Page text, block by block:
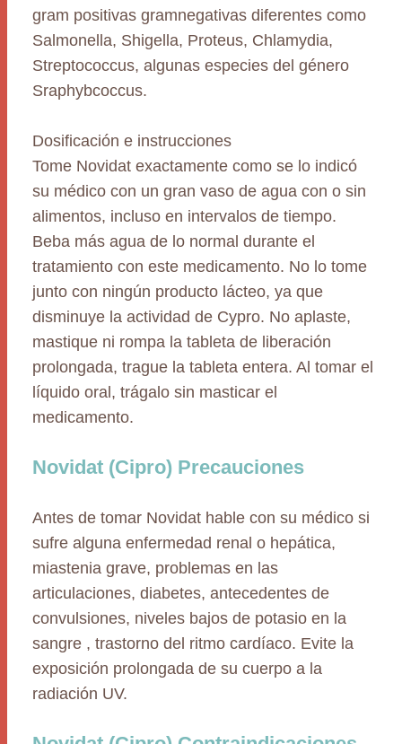
gram positivas gramnegativas diferentes como
Salmonella, Shigella, Proteus, Chlamydia,
Streptococcus, algunas especies del género
Sraphybcoccus.
Dosificación e instrucciones
Tome Novidat exactamente como se lo indicó
su médico con un gran vaso de agua con o sin
alimentos, incluso en intervalos de tiempo.
Beba más agua de lo normal durante el
tratamiento con este medicamento. No lo tome
junto con ningún producto lácteo, ya que
disminuye la actividad de Cypro. No aplaste,
mastique ni rompa la tableta de liberación
prolongada, trague la tableta entera. Al tomar el
líquido oral, trágalo sin masticar el
medicamento.
Novidat (Cipro) Precauciones
Antes de tomar Novidat hable con su médico si
sufre alguna enfermedad renal o hepática,
miastenia grave, problemas en las
articulaciones, diabetes, antecedentes de
convulsiones, niveles bajos de potasio en la
sangre , trastorno del ritmo cardíaco. Evite la
exposición prolongada de su cuerpo a la
radiación UV.